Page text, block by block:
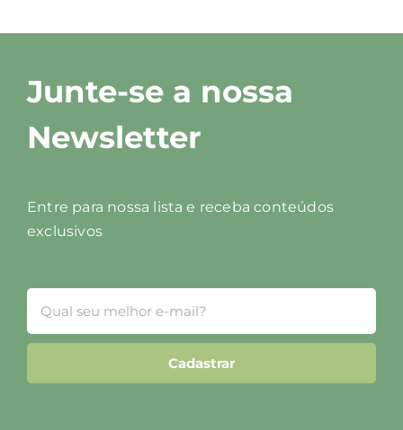
Junte-se a nossa
Newsletter
Entre para nossa lista e receba conteúdos
exclusivos